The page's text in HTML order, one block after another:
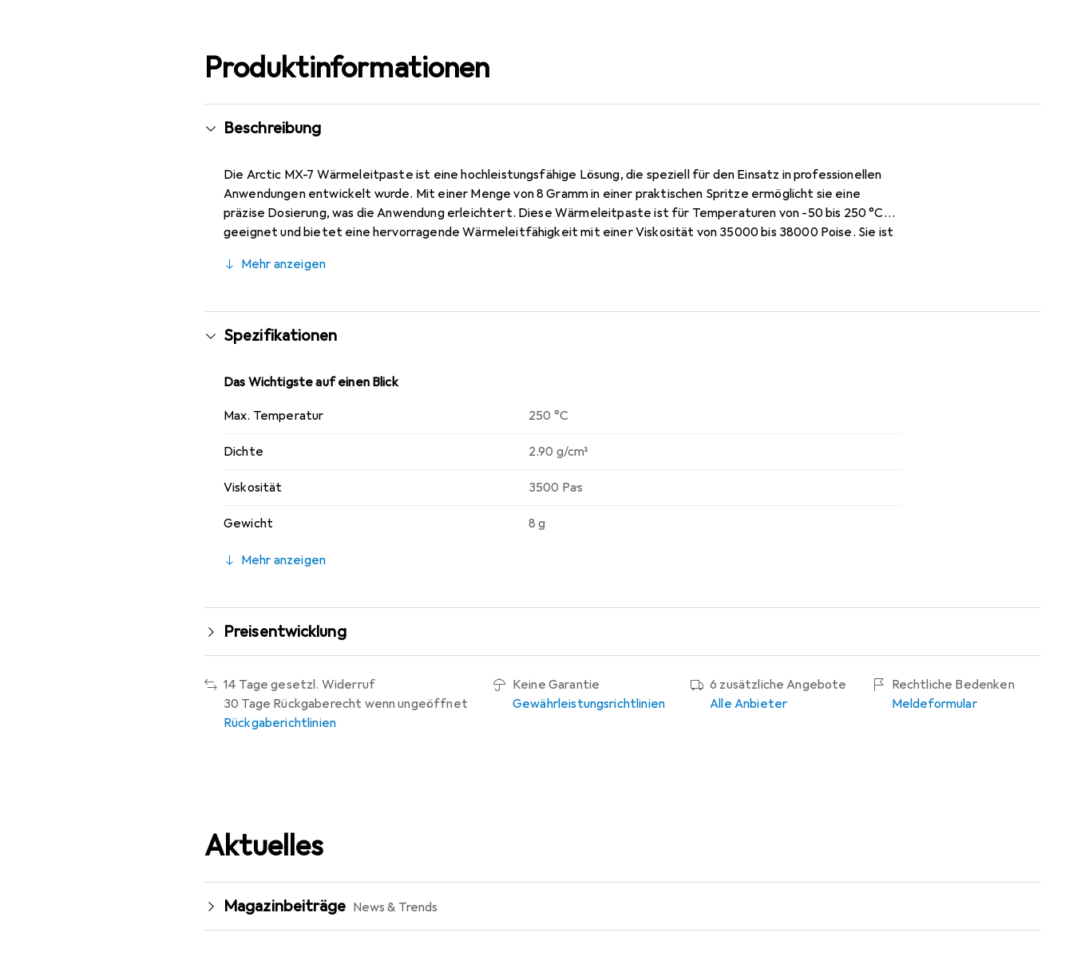
Produktinformationen
Beschreibung
Die Arctic MX-7 Wärmeleitpaste ist eine hochleistungsfähige Lösung, die speziell für den Einsatz in professionellen
Anwendungen entwickelt wurde. Mit einer Menge von 8 Gramm in einer praktischen Spritze ermöglicht sie eine
präzise Dosierung, was die Anwendung erleichtert. Diese Wärmeleitpaste ist für Temperaturen von -50 bis 250 °C
geeignet und bietet eine hervorragende Wärmeleitfähigkeit mit einer Viskosität von 35000 bis 38000 Poise. Sie ist
gewährleisten und die Leistung der Komponenten zu maximieren. Die Arctic MX-7 ist eine zuverlässige Wahl für alle,
Mehr anzeigen
Spezifikationen
Das Wichtigste auf einen Blick
Max. Temperatur 250 °C
Dichte 2.90 g/cm³
Viskosität 3500 Pa·s
Gewicht 8 g
Mehr anzeigen
Preisentwicklung
14 Tage gesetzl. Widerruf
30 Tage Rückgaberecht wenn ungeöffnet
Rückgaberichtlinien
Keine Garantie
Gewährleistungsrichtlinien
6 zusätzliche Angebote
Alle Anbieter
Rechtliche Bedenken
Meldeformular
Aktuelles
Magazinbeiträge News & Trends